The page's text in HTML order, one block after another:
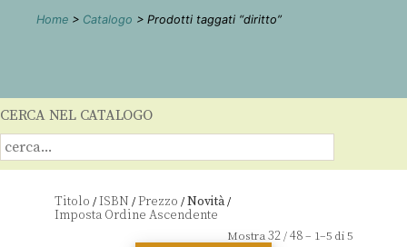
Home > Catalogo > Prodotti taggati “diritto”
CERCA NEL CATALOGO
Titolo /ISBN /Prezzo /Novità/
Mostra32/48– 1–5 di 5